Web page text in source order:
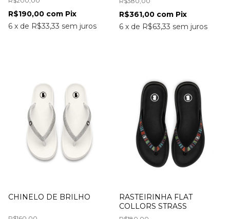
6 x de R$33,33 sem juros
R$190,00 com Pix
6 x de R$63,33 sem juros
R$361,00 com Pix
CHINELO DE BRILHO
RASTEIRINHA FLAT
COLLORS STRASS